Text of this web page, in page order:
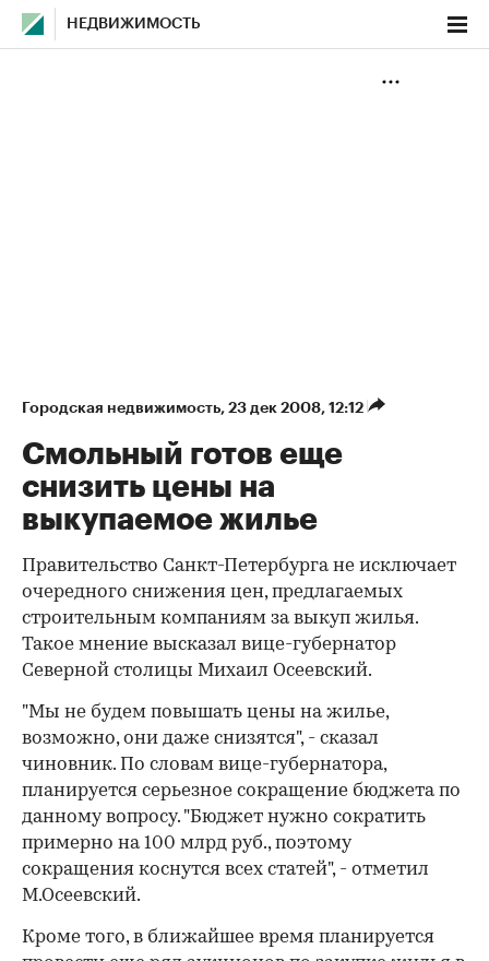
НЕДВИЖИМОСТЬ
Городская недвижимость⁠, 23 дек 2008, 12:12
Смольный готов еще
снизить цены на
выкупаемое жилье
Правительство Санкт-Петербурга не исключает
очередного снижения цен, предлагаемых
строительным компаниям за выкуп жилья.
Такое мнение высказал вице-губернатор
Северной столицы Михаил Осеевский.
"Мы не будем повышать цены на жилье,
возможно, они даже снизятся", - сказал
чиновник. По словам вице-губернатора,
планируется серьезное сокращение бюджета по
данному вопросу. "Бюджет нужно сократить
примерно на 100 млрд руб., поэтому
сокращения коснутся всех статей", - отметил
М.Осеевский.
Кроме того, в ближайшее время планируется